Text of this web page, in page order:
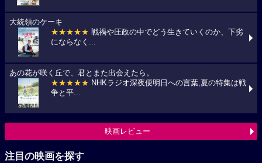
大統領のケーキ
★★★★★ 戦禍や圧政の中でどう生きていくのか、下劣
にならなく...
あの花が咲く丘で、君とまた出会えたら。
★★★★★ NHKラジオ深夜便明日への言葉,夏の特集は戦
争と平...
映画レビュー
注目の映画を探す